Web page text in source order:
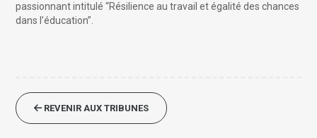
passionnant intitulé “Résilience au travail et égalité des chances
dans l’éducation”.
REVENIR AUX TRIBUNES